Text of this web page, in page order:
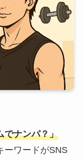
でナンパ？」
ーワードがSNS